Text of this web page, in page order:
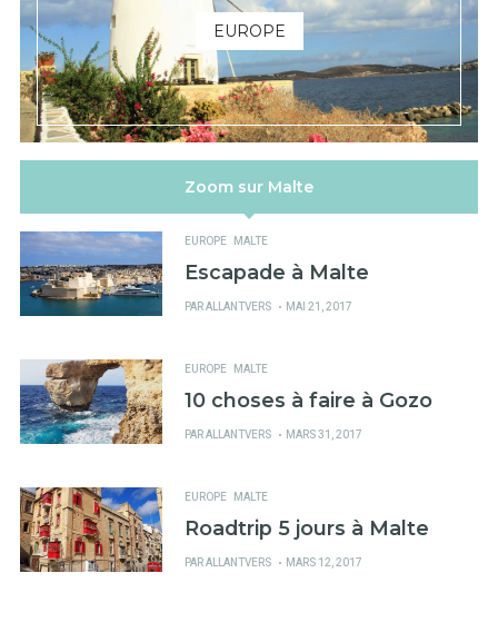
EUROPE
Zoom sur Malte
EUROPE MALTE
Escapade à Malte
PARALLANTVERS
PUBLIÉ
MAI 21, 2017
EUROPE MALTE
10 choses à faire à Gozo
PARALLANTVERS
PUBLIÉ
MARS 31, 2017
EUROPE MALTE
Roadtrip 5 jours à Malte
PARALLANTVERS
PUBLIÉ
MARS 12, 2017